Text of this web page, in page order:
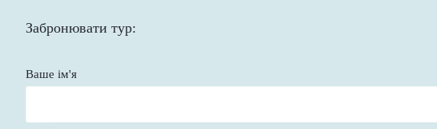
Забронювати тур:
Ваше ім'я